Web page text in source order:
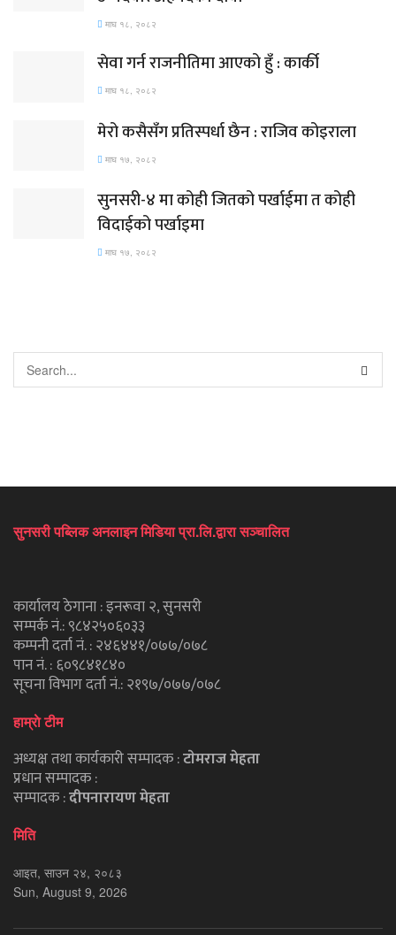
माघ १८, २०८२
सेवा गर्न राजनीतिमा आएको हुँ : कार्की
माघ १८, २०८२
मेरो कसैसँग प्रतिस्पर्धा छैन : राजिव कोइराला
माघ १७, २०८२
सुनसरी-४ मा कोही जितको पर्खाईमा त कोही
विदाईको पर्खाइमा
माघ १७, २०८२
सुनसरी पब्लिक अनलाइन मिडिया प्रा.लि.द्वारा सञ्चालित
कार्यालय ठेगाना : इनरूवा २, सुनसरी
सम्पर्क नं.: ९८४२५०६०३३
कम्पनी दर्ता नं. : २४६४४१/०७७/०७८
पान नं. : ६०९८४१८४०
सूचना विभाग दर्ता नं.: २१९७/०७७/०७८
हाम्राे टीम
अध्यक्ष तथा कार्यकारी सम्पादक :टाेमराज मेहता
प्रधान सम्पादक :
सम्पादक :दीपनारायण मेहता
मिति
आइत, साउन २४, २०८३
Sun, August 9, 2026